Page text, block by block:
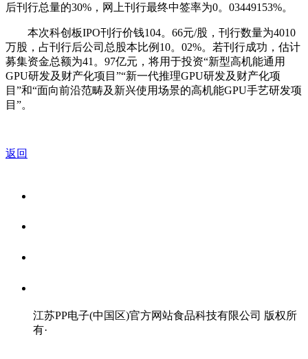
后刊行总量的30%，网上刊行最终中签率为0。03449153%。
本次科创板IPO刊行价钱104。66元/股，刊行数量为4010
万股，占刊行后公司总股本比例10。02%。若刊行成功，估计
募集资金总额为41。97亿元，将用于投资“新型高机能通用
GPU研发及财产化项目”“新一代推理GPU研发及财产化项
目”和“面向前沿范畴及新兴使用场景的高机能GPU手艺研发项
目”。
返回
江苏PP电子(中国区)官方网站食品科技有限公司 版权所
有·